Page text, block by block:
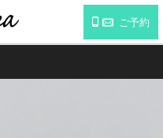
ご予約